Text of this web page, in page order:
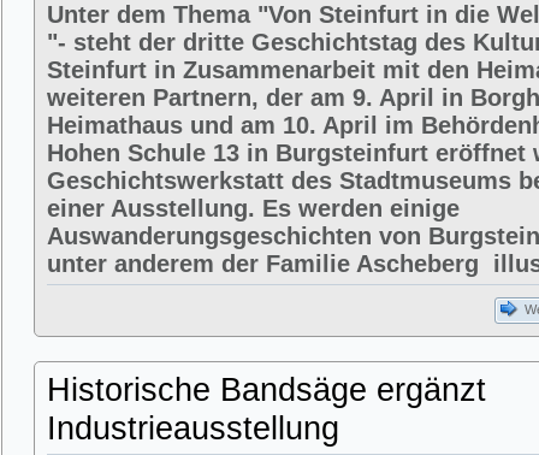
Unter dem Thema "Von Steinfurt in die
"- steht der dritte Geschichtstag des
Steinfurt in Zusammenarbeit mit den
weiteren Partnern, der am 9. April in
Heimathaus und am 10. April im
Hohen Schule 13 in Burgsteinfurt eröffnet
Geschichtswerkstatt des Stadtmuseums
einer Ausstellung. Es werden einige
Auswanderungsgeschichten von
unter anderem der Familie Ascheberg
Historische Bandsäge ergänzt
Industrieausstellung